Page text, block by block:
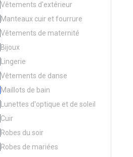
Vêtements d'extérieur
Manteaux cuir et fourrure
Vêtements de maternité
Bijoux
Lingerie
Vêtements de danse
Maillots de bain
Lunettes d'optique et de soleil
Cuir
Robes du soir
Robes de mariées